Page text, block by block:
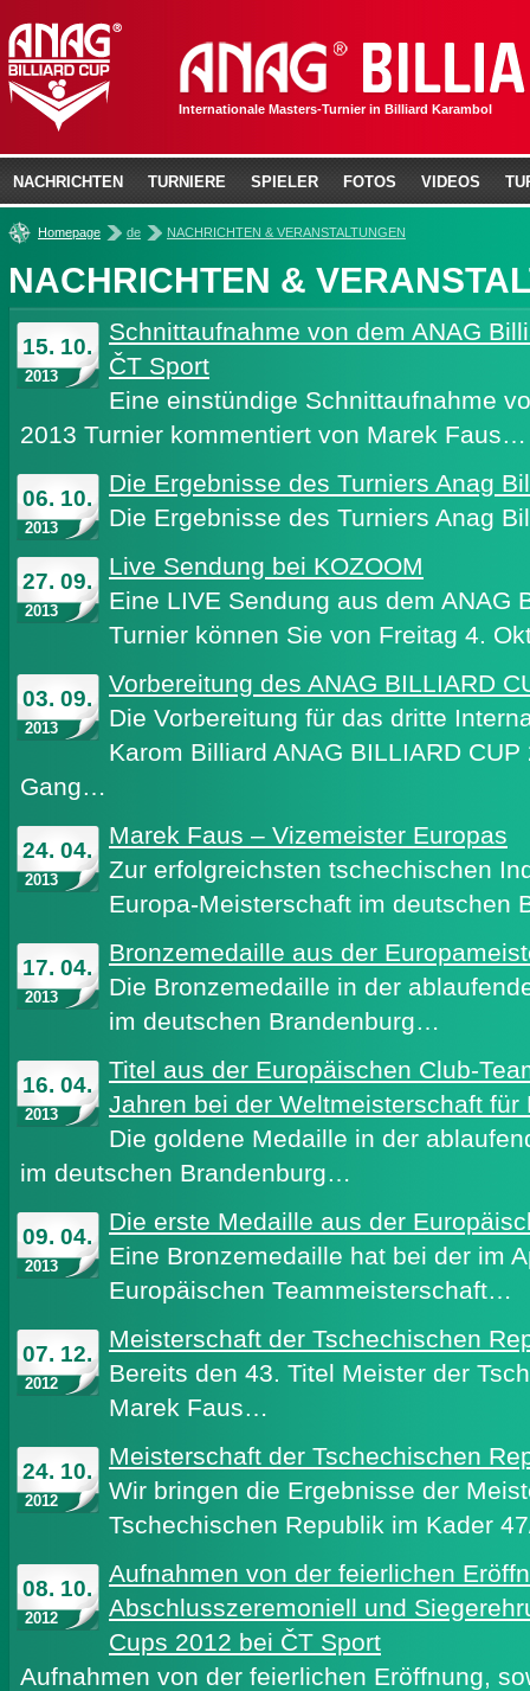
Homepage
» de
» NACHRICHTEN & VERANSTALTUNGEN
NACHRICHTEN &
15. 10.
2013
Schnittaufnahme von dem ANAG
ČT Sport
Eine einstündige Schnittaufnahme
2013 Turnier kommentiert von Marek Faus…
06. 10.
2013
Die Ergebnisse des Turniers Anag
Die Ergebnisse des Turniers Anag
27. 09.
2013
Live Sendung bei KOZOOM
Eine LIVE Sendung aus dem ANAG
Turnier können Sie von Freitag 4.
03. 09.
2013
Vorbereitung des ANAG BILLIARD
Die Vorbereitung für das dritte
Karom Billiard ANAG BILLIARD
Gang…
24. 04.
2013
Marek Faus – Vizemeister Europas
Zur erfolgreichsten tschechischen
Europa-Meisterschaft im deutschen
17. 04.
2013
Bronzemedaille aus der
Die Bronzemedaille in der
im deutschen Brandenburg…
16. 04.
2013
Titel aus der Europäischen Club-
Jahren bei der Weltmeisterschaft für
Die goldene Medaille in der
im deutschen Brandenburg…
09. 04.
2013
Die erste Medaille aus der
Eine Bronzemedaille hat bei der im
Europäischen Teammeisterschaft…
07. 12.
2012
Meisterschaft der Tschechischen
Bereits den 43. Titel Meister der
Marek Faus…
24. 10.
2012
Meisterschaft der Tschechischen
Wir bringen die Ergebnisse der
Tschechischen Republik im Kader
08. 10.
2012
Aufnahmen von der feierlichen
Abschlusszeremoniell und
Cups 2012 bei ČT Sport
Aufnahmen von der feierlichen Eröffnung,
Internationale Masters-Turnier in Billiard Karambol
NACHRICHTEN TURNIERE SPIELER FOTOS VIDEOS